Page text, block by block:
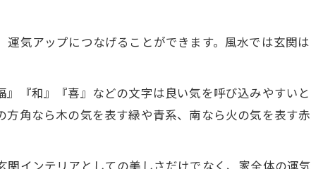
気アップにつなげることができます。風水では玄関は
『和』『喜』などの文字は良い気を呼び込みやすいと
角なら木の気を表す緑や青系、南なら火の気を表す
インテリアとしての美しさだけでなく、家全体の運気